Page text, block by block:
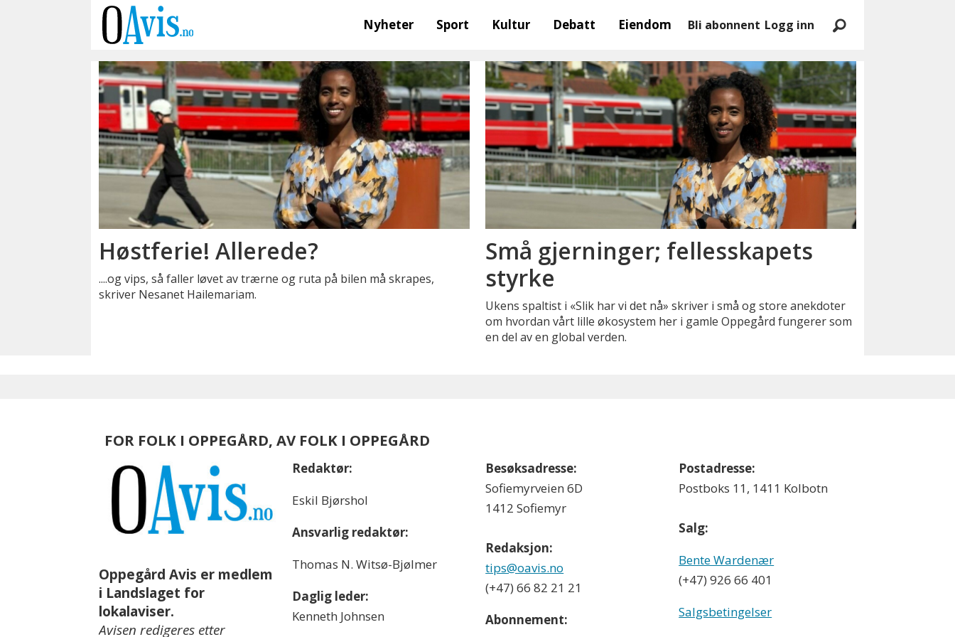
Nyheter Sport Kultur Debatt Eiendom Bli abonnent Logg inn
hverdagsliv
Høstferie! Allerede?
....og vips, så faller løvet av trærne og ruta på bilen må skrapes,
skriver Nesanet Hailemariam.
Små gjerninger; fellesskapets
styrke
Ukens spaltist i «Slik har vi det nå» skriver i små og store anekdoter
om hvordan vårt lille økosystem her i gamle Oppegård fungerer som
en del av en global verden.
FOR FOLK I OPPEGÅRD, AV FOLK I OPPEGÅRD
Oppegård Avis er medlem
i Landslaget for
lokalaviser.
Avisen redigeres etter
Redaktør:
Eskil Bjørshol
Ansvarlig redaktør:
Thomas N. Witsø-Bjølmer
Daglig leder:
Kenneth Johnsen
Besøksadresse:
Sofiemyrveien 6D
1412 Sofiemyr
Redaksjon:
tips@oavis.no
(+47) 66 82 21 21
Abonnement:
Postadresse:
Postboks 11, 1411 Kolbotn
Salg:
Bente Wardenær
(+47) 926 66 401
Salgsbetingelser